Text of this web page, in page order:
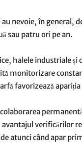
au nevoie, în general,
sau patru ori pe an.
halele industriale și
monitorizare
favorizează
avantajul verificărilor
atunci când apar